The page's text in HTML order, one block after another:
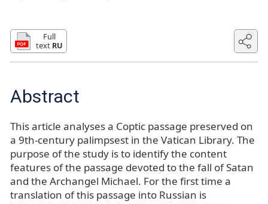
Full
text RU
Abstract
This article analyses a Coptic passage preserved on
a 9th-century palimpsest in the Vatican Library. The
purpose of the study is to identify the content
features of the passage devoted to the fall of Satan
and the Archangel Michael. For the first time a
translation of this passage into Russian is